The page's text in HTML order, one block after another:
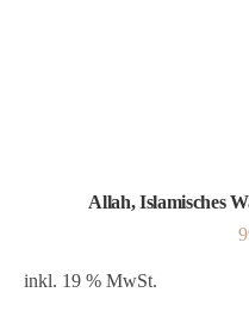
Allah, Islamisches
inkl. 19 % MwSt.